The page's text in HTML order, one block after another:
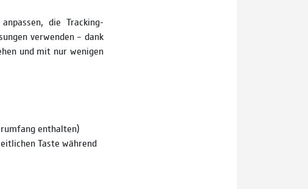
die Tracking-
verwenden – dank
und mit nur wenigen
enthalten)
Taste während